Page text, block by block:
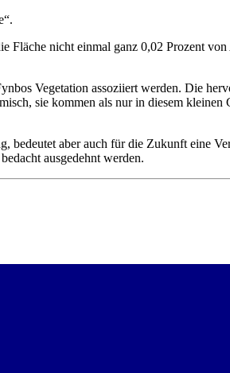
nicht einmal ganz 0,02 Prozent
Vegetation assoziiert werden. Die
sie kommen als nur in diesem
aber auch für die Zukunft eine
ausgedehnt werden.